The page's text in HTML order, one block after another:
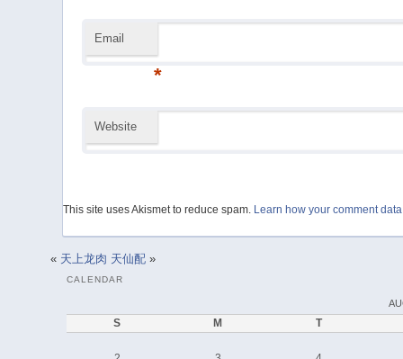
Email
*
Website
This site uses Akismet to reduce spam. Learn how your comment
« 天上龙肉 天仙配»
CALENDAR
S M T